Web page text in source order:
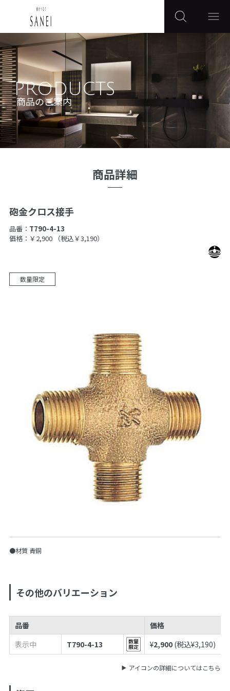
PRODUCTS
商品のご案内
商品詳細
砲金クロス接手
品番： T790-4-13
価格：￥2,900
（税込￥3,190）
数量限定
●材質 青銅
その他のバリエーション
品番 価格
表示中
T790-4-13 ¥2,900 (税込¥3,190)
アイコンの詳細についてはこちら